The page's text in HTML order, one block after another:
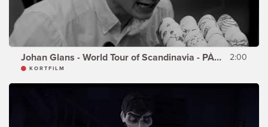
Johan Glans - World Tour of Scandinavia - PÅSKEN 2:00
KORTFILM